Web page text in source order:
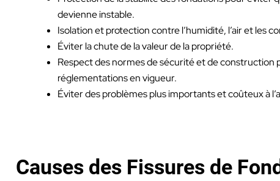
devienne instable.
Isolation et protection contre l’humidité, l’air et les
Éviter la chute de la valeur de la propriété.
Respect des normes de sécurité et de construction
réglementations en vigueur.
Éviter des problèmes plus importants et coûteux à
Causes des Fissures de